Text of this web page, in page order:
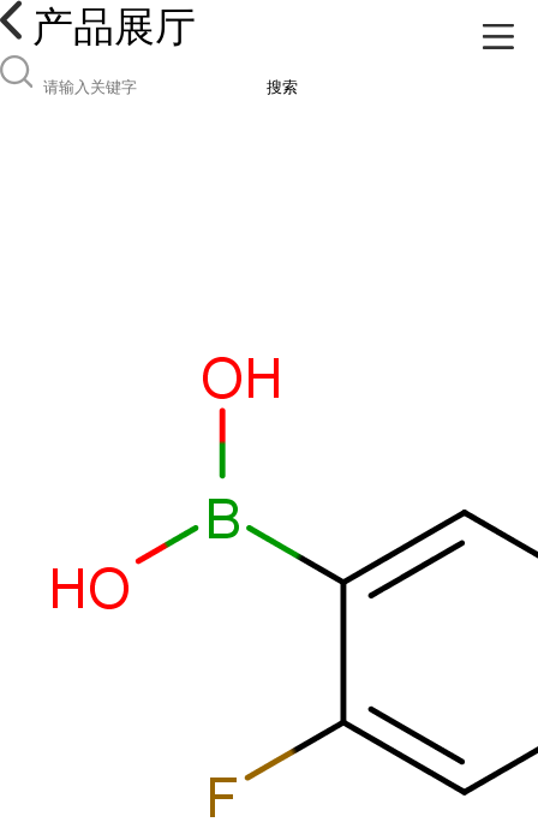
产品展厅
搜索